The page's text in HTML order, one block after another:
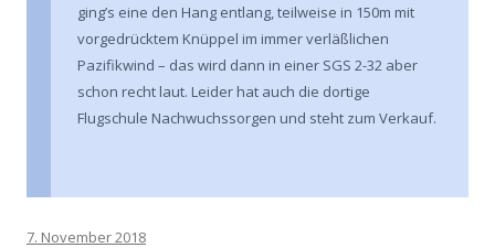
ging’s eine den Hang entlang, teilweise in 150m mit
vorgedrücktem Knüppel im immer verläßlichen
Pazifikwind – das wird dann in einer SGS 2-32 aber
schon recht laut. Leider hat auch die dortige
Flugschule Nachwuchssorgen und steht zum Verkauf.
7. November 2018